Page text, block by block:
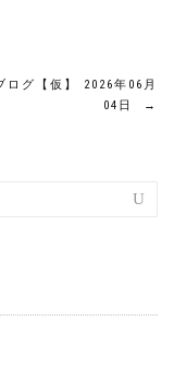
ログ【仮】 2026年06月
04日
→